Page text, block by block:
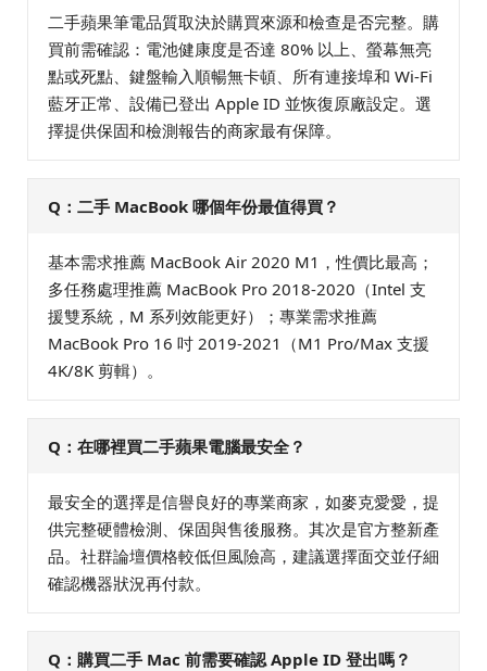
二手蘋果筆電品質取決於購買來源和檢查是否完整。購
買前需確認：電池健康度是否達 80% 以上、螢幕無亮
點或死點、鍵盤輸入順暢無卡頓、所有連接埠和 Wi-Fi
藍牙正常、設備已登出 Apple ID 並恢復原廠設定。選
擇提供保固和檢測報告的商家最有保障。
Q：二手 MacBook 哪個年份最值得買？
基本需求推薦 MacBook Air 2020 M1，性價比最高；
多任務處理推薦 MacBook Pro 2018-2020（Intel 支
援雙系統，M 系列效能更好）；專業需求推薦
MacBook Pro 16 吋 2019-2021（M1 Pro/Max 支援
4K/8K 剪輯）。
Q：在哪裡買二手蘋果電腦最安全？
最安全的選擇是信譽良好的專業商家，如麥克愛愛，提
供完整硬體檢測、保固與售後服務。其次是官方整新產
品。社群論壇價格較低但風險高，建議選擇面交並仔細
確認機器狀況再付款。
Q：購買二手 Mac 前需要確認 Apple ID 登出嗎？